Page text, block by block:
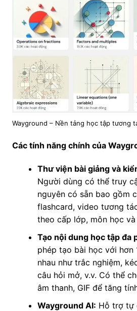
Wayground – Nền tảng học tập tương
Các tính năng chính của
Thư viện bài giảng và
Người dùng có thể truy
nguyên có sẵn bao gồm
flashcard, video tương
theo cấp lớp, môn học
Tạo nội dung học tập đa
phép tạo bài học với hơn
nhau như trắc nghiệm,
câu hỏi mở, v.v. Có thể
âm thanh, GIF để tăng
Wayground AI: Hỗ trợ tự